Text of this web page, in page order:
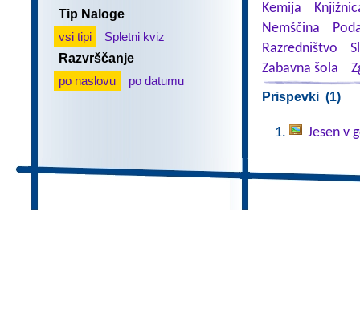
Tip Naloge
vsi tipi
Spletni kviz
Razvrščanje
po naslovu
po datumu
Kemija
Nemščina
Razredništvo
Zabavna šola
Prispevki (1)
Jesen v